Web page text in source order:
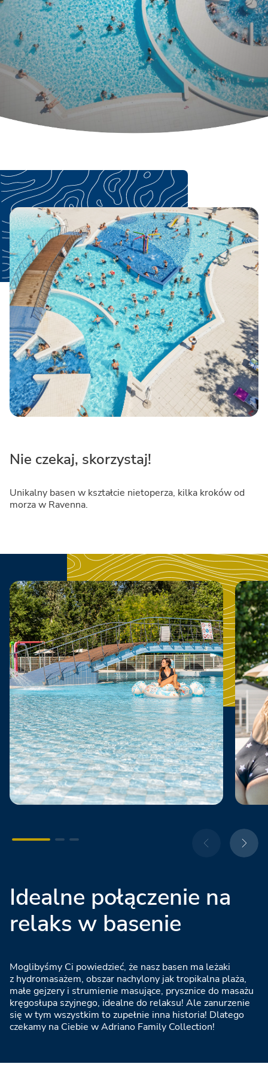
Nie czekaj, skorzystaj!
Unikalny basen w kształcie nietoperza, kilka kroków od
morza w Ravenna.
Idealne połączenie na
relaks w basenie
Moglibyśmy Ci powiedzieć, że nasz basen ma leżaki
z hydromasażem, obszar nachylony jak tropikalna plaża,
małe gejzery i strumienie masujące, prysznice do masażu
kręgosłupa szyjnego, idealne do relaksu! Ale zanurzenie
się w tym wszystkim to zupełnie inna historia! Dlatego
czekamy na Ciebie w Adriano Family Collection!